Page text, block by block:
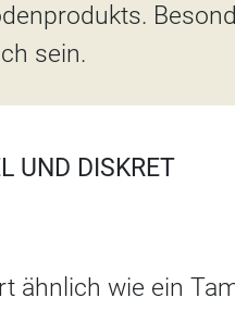
sein.
UND DISKRET
ähnlich wie ein